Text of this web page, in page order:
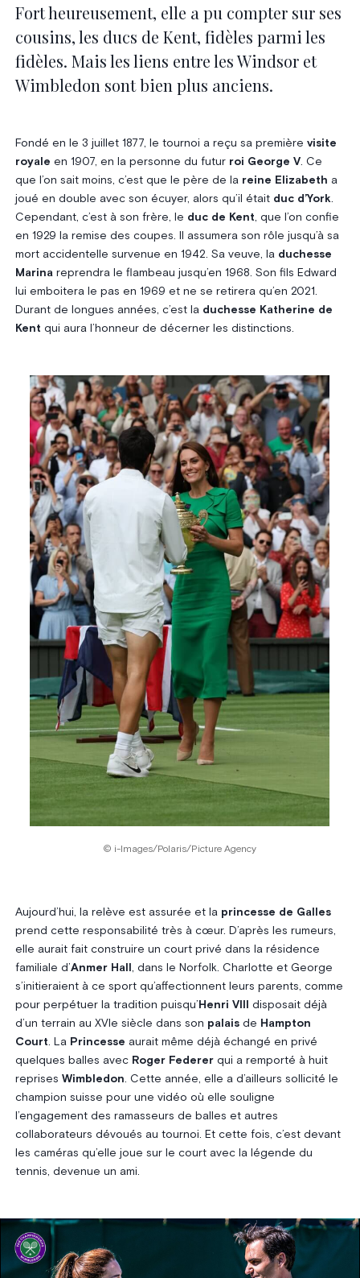
Fort heureusement, elle a pu compter sur ses
cousins, les ducs de Kent, fidèles parmi les
fidèles. Mais les liens entre les Windsor et
Wimbledon sont bien plus anciens.
Fondé en le 3 juillet 1877, le tournoi a reçu sa première visite
royale en 1907, en la personne du futur roi George V. Ce
que l’on sait moins, c’est que le père de la reine Elizabeth a
joué en double avec son écuyer, alors qu’il était duc d’York.
Cependant, c’est à son frère, le duc de Kent, que l’on confie
en 1929 la remise des coupes. Il assumera son rôle jusqu’à sa
mort accidentelle survenue en 1942. Sa veuve, la duchesse
Marinareprendra le flambeau jusqu’en 1968. Son fils Edward
lui emboitera le pas en 1969 et ne se retirera qu’en 2021.
Durant de longues années, c’est la duchesse Katherine de
Kent qui aura l’honneur de décerner les distinctions.
© i-Images/Polaris/Picture Agency
Aujourd’hui, la relève est assurée et la princesse de Galles
prend cette responsabilité très à cœur. D’après les rumeurs,
elle aurait fait construire un court privé dans la résidence
familiale d’Anmer Hall
, dans le Norfolk. Charlotte et George
s’initieraient à ce sport qu’affectionnent leurs parents, comme
pour perpétuer la tradition puisqu’ Henri VIII
disposait déjà
d’un terrain au XVIe siècle dans son palaisde Hampton
Court . La Princesse aurait même déjà échangé en privé
quelques balles avec Roger Federerqui a remporté à huit
reprises Wimbledon . Cette année, elle a d’ailleurs sollicité le
champion suisse pour une vidéo où elle souligne
l’engagement des ramasseurs de balles et autres
collaborateurs dévoués au tournoi. Et cette fois, c’est devant
les caméras qu’elle joue sur le court avec la légende du
tennis, devenue un ami.